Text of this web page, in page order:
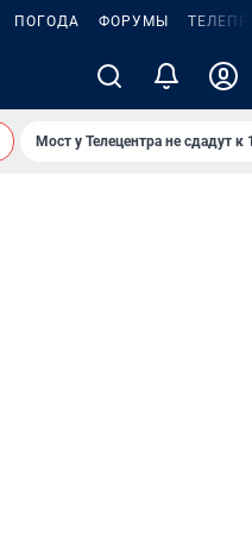
ПОГОДА ФОРУМЫ
Мост у Телецентра не сдадут к